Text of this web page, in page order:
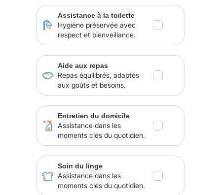
Assistance à la toilette
Hygiène préservée avec
respect et bienveillance.
Aide aux repas
Repas équilibrés, adaptés
aux goûts et besoins.
Entretien du domicile
Assistance dans les
moments clés du quotidien.
Soin du linge
Assistance dans les
moments clés du quotidien.